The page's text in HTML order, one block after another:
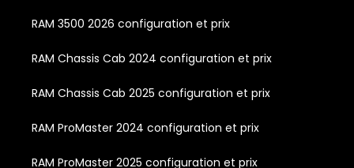
RAM 3500 2026 configuration et prix
RAM Chassis Cab 2024 configuration et prix
RAM Chassis Cab 2025 configuration et prix
RAM ProMaster 2024 configuration et prix
RAM ProMaster 2025 configuration et prix